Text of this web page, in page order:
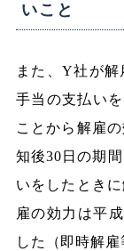
いこと
また、Y社が
手当の支払い
ことから解雇
知後30日の期
いをしたとき
雇の効力は平
した（即時解雇